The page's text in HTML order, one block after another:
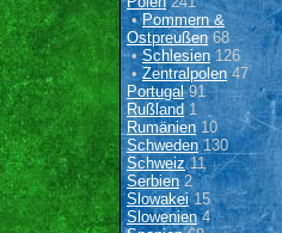
•Pommern &
Ostpreußen 68
•Schlesien 126
• Zentralpolen 47
Portugal91
Rußland1
Rumänien 10
Schweden130
Schweiz11
Serbien2
Slowakei15
Slowenien4